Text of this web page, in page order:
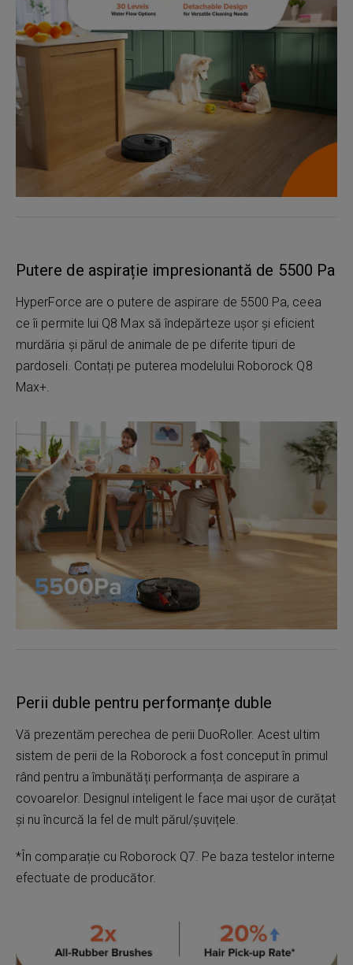
Putere de aspirație impresionantă de 5500 Pa
HyperForce are o putere de aspirare de 5500 Pa, ceea
ce îi permite lui Q8 Max să îndepărteze ușor și eficient
murdăria și părul de animale de pe diferite tipuri de
pardoseli. Contați pe puterea modelului Roborock Q8
Max+.
Perii duble pentru performanțe duble
Vă prezentăm perechea de perii DuoRoller. Acest ultim
sistem de perii de la Roborock a fost conceput în primul
rând pentru a îmbunătăți performanța de aspirare a
covoarelor. Designul inteligent le face mai ușor de curățat
și nu încurcă la fel de mult părul/șuvițele.
*În comparație cu Roborock Q7. Pe baza testelor interne
efectuate de producător.